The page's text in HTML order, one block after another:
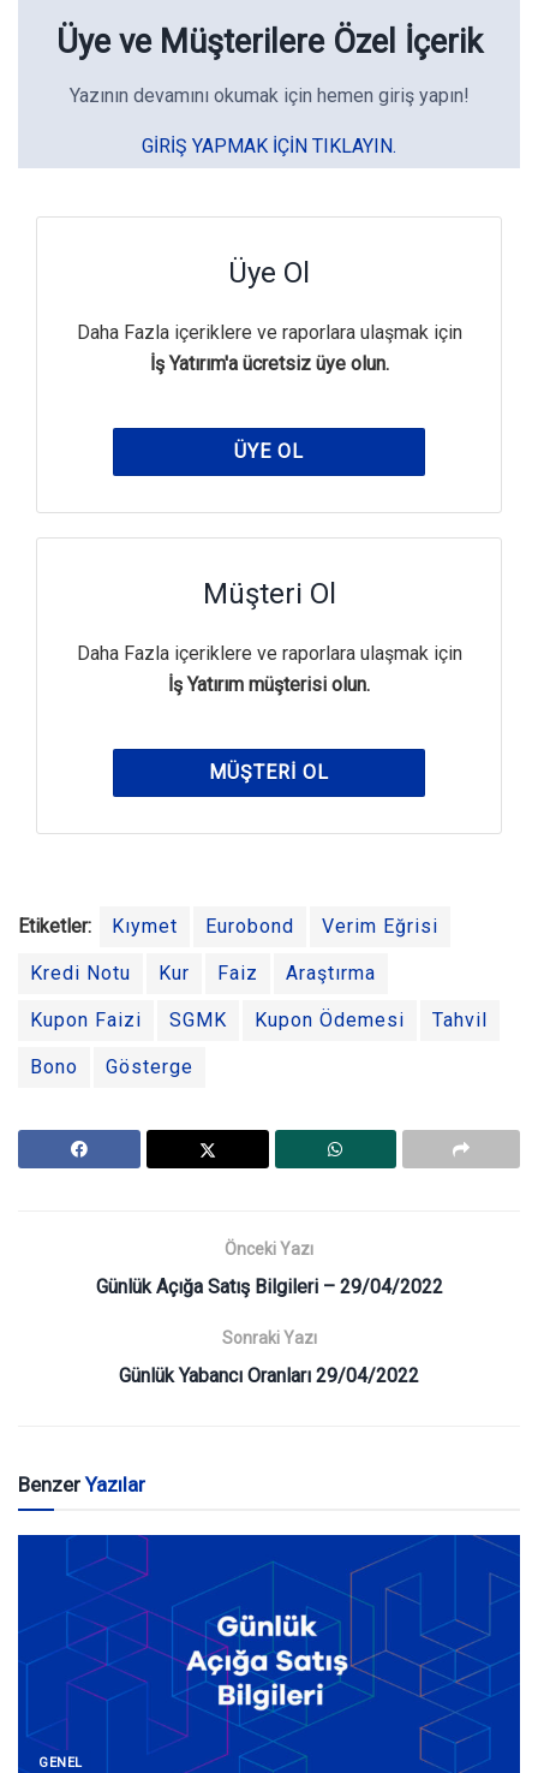
Üye ve Müşterilere Özel İçerik
Yazının devamını okumak için hemen giriş yapın!
GIRIŞ YAPMAK IÇIN TIKLAYIN.
Üye Ol
Daha Fazla içeriklere ve raporlara ulaşmak için
İş Yatırım'a ücretsiz üye olun.
ÜYE OL
Müşteri Ol
Daha Fazla içeriklere ve raporlara ulaşmak için
İş Yatırım müşterisi olun.
MÜŞTERI OL
Etiketler: Kıymet Eurobond Verim Eğrisi
Kredi Notu Kur Faiz Araştırma
Kupon Faizi SGMK Kupon Ödemesi Tahvil
Bono Gösterge
Önceki Yazı
Günlük Açığa Satış Bilgileri – 29/04/2022
Sonraki Yazı
Günlük Yabancı Oranları 29/04/2022
BenzerYazılar
GENEL